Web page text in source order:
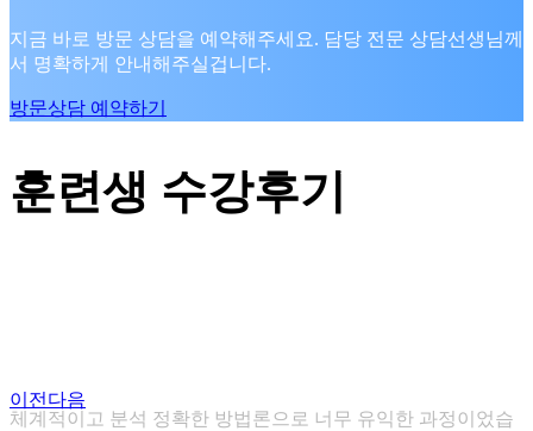
지금 바로 방문 상담을 예약해주세요. 담당 전문 상담선생님께
서 명확하게 안내해주실겁니다.
방문상담 예약하기
훈련생 수강후기
체계적이고 분석 정확한 방법론으로 너무 유익한 과정이었습
이전 다음